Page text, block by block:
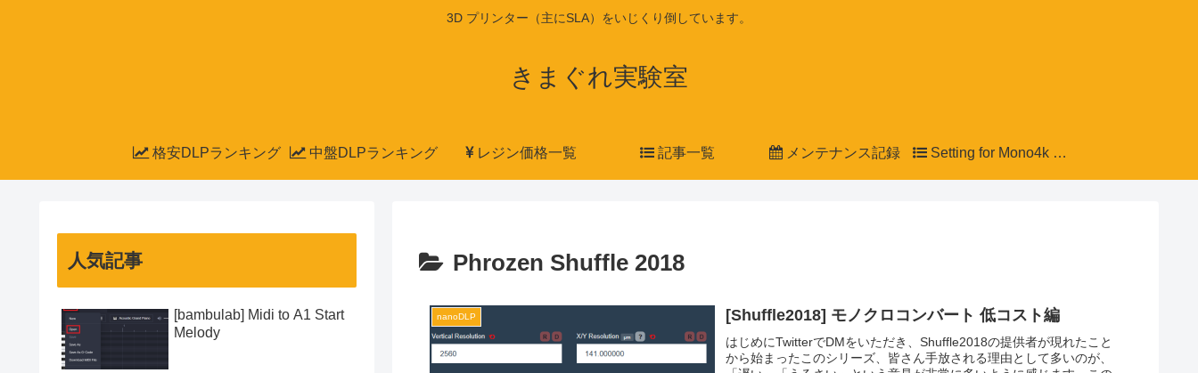
3D プリンター（主にSLA）をいじくり倒しています。
きまぐれ実験室
格安DLPランキング 中盤DLPランキング レジン価格一覧 記事一覧 メンテナンス記録 Setting for Mono4k LCD
Phrozen Shuffle 2018
nanoDLP [Shuffle2018] モノクロコンバート 低コスト編
はじめにTwitterでDMをいただき、Shuffle2018の提供者が現れたこと
から始まったこのシリーズ、皆さん手放される理由として多いのが、
人気記事
[bambulab] Midi to A1 Start
Melody